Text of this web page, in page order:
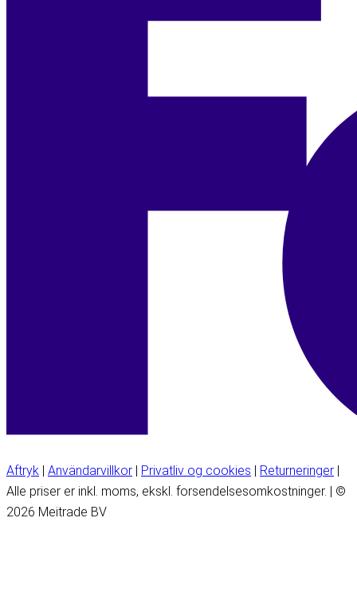
Aftryk | Användarvillkor | Privatliv og cookies | Returneringer |
Alle priser er inkl. moms, ekskl. forsendelsesomkostninger. | ©
2026 Meitrade BV